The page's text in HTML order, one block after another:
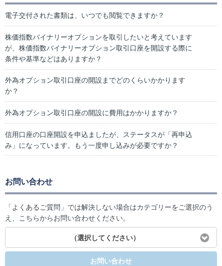
電子交付された書類は、いつでも閲覧できますか？
株価指数バイナリーオプションを取引したいと考えています
が、株価指数バイナリーオプション取引口座を開設する際に
条件や基準などはありますか？
外為オプション取引口座の開設までどのくらいかかります
か？
外為オプション取引口座の開設に費用はかかりますか？
信用口座の口座開設を申込ましたが、ステータスが「再申込
み」になっています。もう一度申し込みが必要ですか？
お問い合わせ
「よくあるご質問」では解決しない場合はカテゴリーをご選択のう
え、こちらからお問い合わせください。
（選択してください）
お問い合わせ